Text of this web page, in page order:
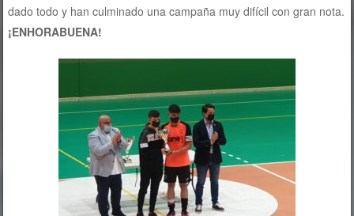
dado todo y han culminado una campaña muy difícil con gran nota.
¡ENHORABUENA!